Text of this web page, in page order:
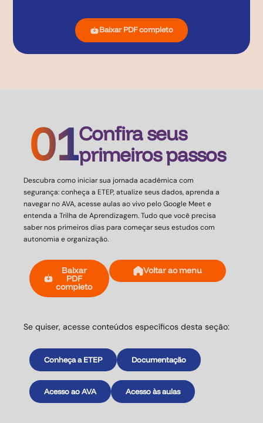
Baixar PDF completo
01Confira seus
primeiros passos
Descubra como iniciar sua jornada acadêmica com
segurança: conheça a ETEP, atualize seus dados, aprenda a
navegar no AVA, acesse aulas ao vivo pelo Google Meet e
entenda a Trilha de Aprendizagem. Tudo que você precisa
saber nos primeiros dias para começar seus estudos com
autonomia e organização.
Baixar
PDF
completo
Voltar ao menu
Se quiser, acesse conteúdos específicos desta seção:
Conheça a ETEP Documentação
Acesso ao AVA Acesso às aulas